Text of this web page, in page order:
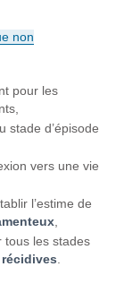
non
pour les
stade d’épisode
vers une vie
l’estime de
tous les stades